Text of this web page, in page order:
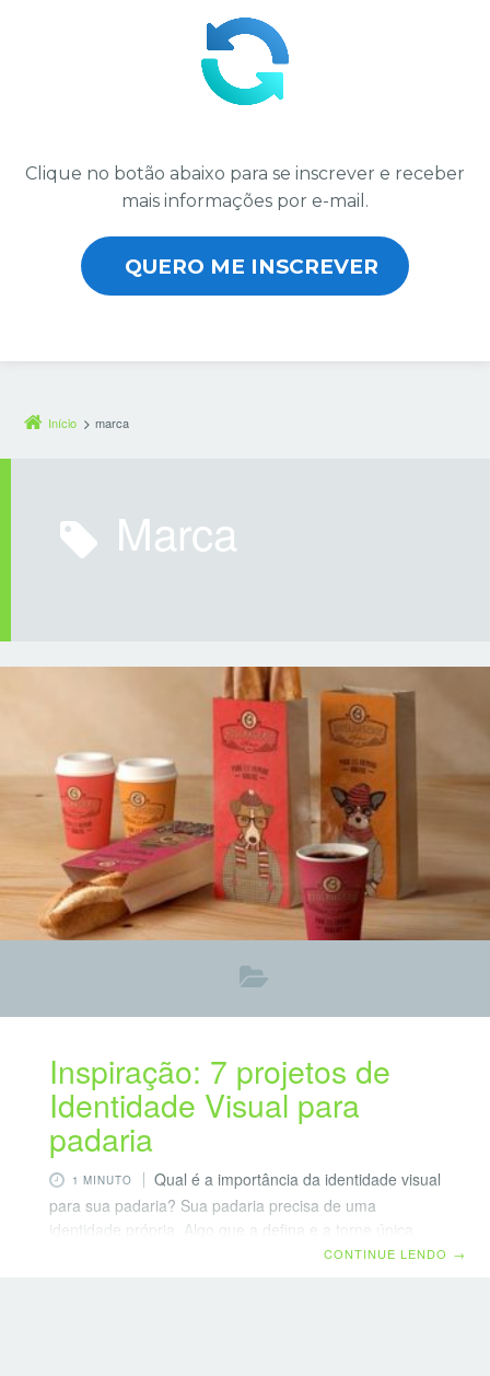
Clique no botão abaixo para se inscrever e receber
mais informações por e-mail.
QUERO ME INSCREVER
Início marca
marca
Inspiração: 7 projetos de
Identidade Visual para
padaria
1 MINUTO
Qual é a importância da identidade visual
para sua padaria? Sua padaria precisa de uma
identidade própria. Algo que a defina e a torne única.
No contexto empresarial, a identidade visual é oCONTINUE LENDO →